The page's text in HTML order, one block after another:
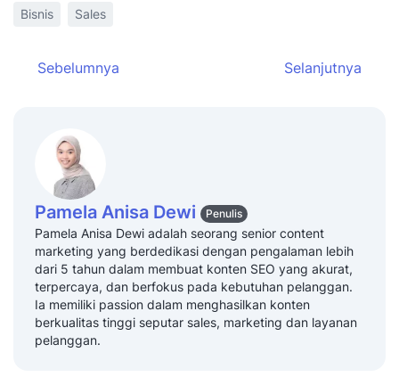
3000+ perusahaan
Qontak juga telah tersertifikasi
ISO 27001untuk
Kategori :
Bisnis
Sales
Sebelumnya Selanjutnya